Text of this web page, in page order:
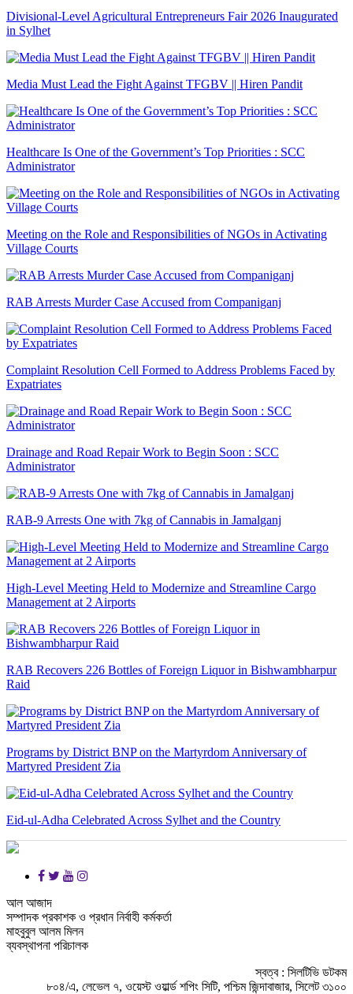
Divisional-Level Agricultural Entrepreneurs Fair 2026 Inaugurated
in Sylhet
Media Must Lead the Fight Against TFGBV || Hiren Pandit
Healthcare Is One of the Government’s Top Priorities : SCC
Administrator
Meeting on the Role and Responsibilities of NGOs in Activating
Village Courts
RAB Arrests Murder Case Accused from Companiganj
Complaint Resolution Cell Formed to Address Problems Faced by
Expatriates
Drainage and Road Repair Work to Begin Soon : SCC
Administrator
RAB-9 Arrests One with 7kg of Cannabis in Jamalganj
High-Level Meeting Held to Modernize and Streamline Cargo
Management at 2 Airports
RAB Recovers 226 Bottles of Foreign Liquor in Bishwambharpur
Raid
Programs by District BNP on the Martyrdom Anniversary of
Martyred President Zia
Eid-ul-Adha Celebrated Across Sylhet and the Country
আল আজাদ
সম্পাদক প্রকাশক ও প্রধান নির্বাহী কর্মকর্তা
মাহবুবুল আলম মিলন
ব্যবস্থাপনা পরিচালক
স্বত্ব : সিলটিভি ডটকম
৮০৪/এ, লেভেল ৭, ওয়েস্ট ওয়ার্ল্ড শপিং সিটি, পশ্চিম জিন্দাবাজার, সিলেট ৩১০০